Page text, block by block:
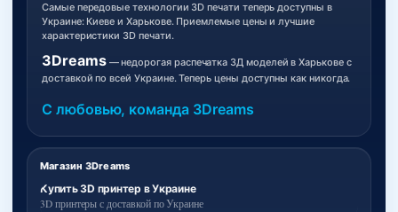
Магазин 3Dreams
Купить 3D принтер в Украине
3D принтеры с доставкой по Украине
Самые передовые технологии 3D печати теперь доступны в
Украине: Киеве и Харькове. Приемлемые цены и лучшие
характеристики 3D печати.
3Dreams— недорогая распечатка 3Д моделей в Харькове с
доставкой по всей Украине. Теперь цены доступны как никогда.
С любовью, команда 3Dreams